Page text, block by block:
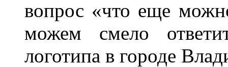
вопрос «что еще
можем смело
логотипа в городе